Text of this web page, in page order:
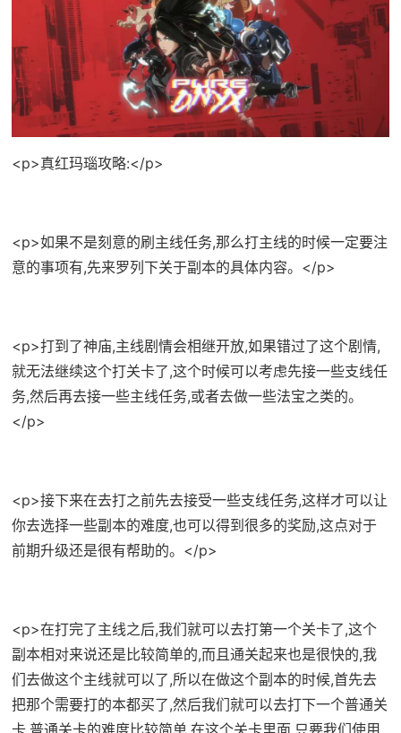
<p>真红玛瑙攻略:</p>
<p>如果不是刻意的刷主线任务,那么打主线的时候一定要注
意的事项有,先来罗列下关于副本的具体内容。</p>
<p>打到了神庙,主线剧情会相继开放,如果错过了这个剧情,
就无法继续这个打关卡了,这个时候可以考虑先接一些支线任
务,然后再去接一些主线任务,或者去做一些法宝之类的。
</p>
<p>接下来在去打之前先去接受一些支线任务,这样才可以让
你去选择一些副本的难度,也可以得到很多的奖励,这点对于
前期升级还是很有帮助的。</p>
<p>在打完了主线之后,我们就可以去打第一个关卡了,这个
副本相对来说还是比较简单的,而且通关起来也是很快的,我
们去做这个主线就可以了,所以在做这个副本的时候,首先去
把那个需要打的本都买了,然后我们就可以去打下一个普通关